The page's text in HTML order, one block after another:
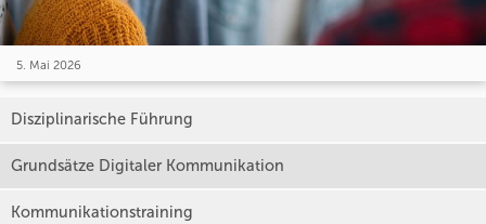
5. Mai 2026
Disziplinarische Führung
Grundsätze Digitaler Kommunikation
Kommunikationstraining